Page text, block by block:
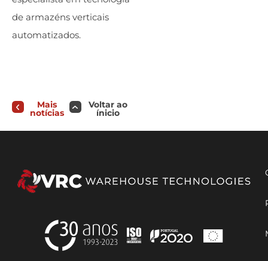
de armazéns verticais
automatizados.
Mais
notícias
Voltar ao
ínicio